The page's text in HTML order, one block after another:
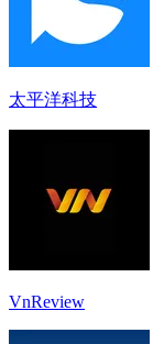
太平洋科技
VnReview